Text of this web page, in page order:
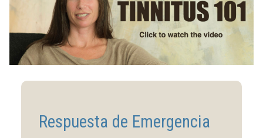
Respuesta de Emergencia